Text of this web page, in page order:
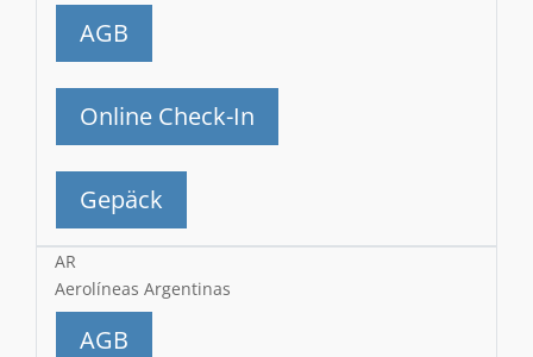
AGB
Online Check-In
Gepäck
AR
Aerolíneas Argentinas
AGB